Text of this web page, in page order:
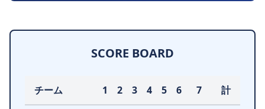
SCORE BOARD
チーム 1 2 3 4 5 6 7 計